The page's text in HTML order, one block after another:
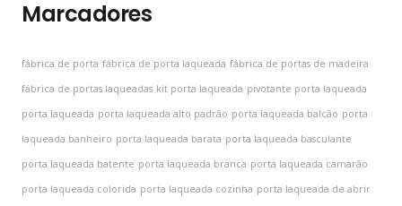
Marcadores
fábrica de porta fábrica de porta laqueada fábrica de portas de madeira
fábrica de portas laqueadas kit porta laqueada pivotante porta laqueada
porta laqueada porta laqueada alto padrão porta laqueada balcão porta
laqueada banheiro porta laqueada barata porta laqueada basculante
porta laqueada batente porta laqueada branca porta laqueada camarão
porta laqueada colorida porta laqueada cozinha porta laqueada de abrir